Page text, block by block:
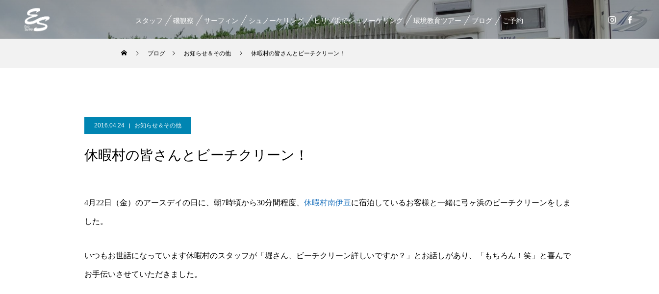
スタッフ 磯観察 サーフィン シュノーケリング ヒリゾ浜でシュノーケリング 環境教育ツアー ブログ ご予約
ブログ お知らせ＆その他 休暇村の皆さんとビーチクリーン！
2016.04.24 お知らせ＆その他
休暇村の皆さんとビーチクリーン！
4月22日（金）のアースデイの日に、朝7時頃から30分間程度、 休暇村南伊豆に宿泊しているお客様と一緒に弓ヶ浜のビーチクリーンをしま
した。
いつもお世話になっています休暇村のスタッフが「堀さん、ビーチクリーン詳しいですか？」とお話しがあり、「もちろん！笑」と喜んで
お手伝いさせていただきました。